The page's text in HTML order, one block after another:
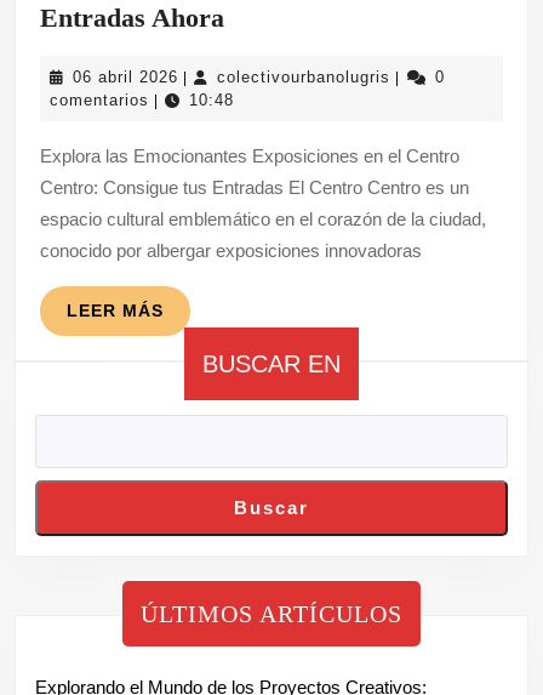
Entradas Ahora
Fascinantes
del
Centro
Centro:
Adquiere
Ahora
06 abril 2026 06
abril
| colectivourbanolugris |
0
comentarios | 10:48
Explora las Emocionantes Exposiciones en el Centro
Centro: Consigue tus Entradas El Centro Centro es un
espacio cultural emblemático en el corazón de la ciudad,
conocido por albergar exposiciones innovadoras
LEER MÁS LEER
MÁS
BUSCAR EN
Buscar
ÚLTIMOS ARTÍCULOS
Explorando el Mundo de los Proyectos Creativos: